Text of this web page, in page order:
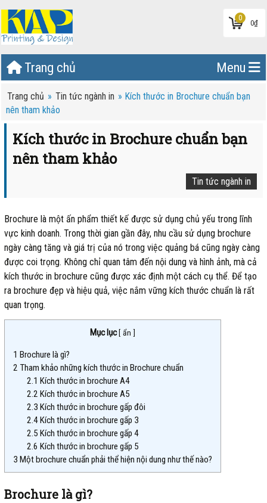
0
0₫
Trang chủ Menu
Trang chủ » Tin tức ngành in » Kích thước in Brochure chuẩn bạn
nên tham khảo
Kích thước in Brochure chuẩn bạn
nên tham khảo
Tin tức ngành in
Brochure là một ấn phẩm thiết kế được sử dụng chủ yếu trong lĩnh
vực kinh doanh. Trong thời gian gần đây, nhu cầu sử dụng brochure
ngày càng tăng và giá trị của nó trong việc quảng bá cũng ngày càng
được coi trọng. Không chỉ quan tâm đến nội dung và hình ảnh, mà cả
kích thước in brochure cũng được xác định một cách cụ thể. Để tạo
ra brochure đẹp và hiệu quả, việc nắm vững kích thước chuẩn là rất
quan trọng.
Mục lục [ ẩn ]
1 Brochure là gì?
2 Tham khảo những kích thước in Brochure chuẩn
2.1 Kích thước in brochure A4
2.2 Kích thước in brochure A5
2.3 Kích thước in brochure gấp đôi
2.4Kích thước in brochure gấp 3
2.5 Kích thước in brochure gấp 4
2.6 Kích thước in brochure gấp 5
3 Một brochure chuẩn phải thể hiện nội dung như thế nào?
Brochure là gì?